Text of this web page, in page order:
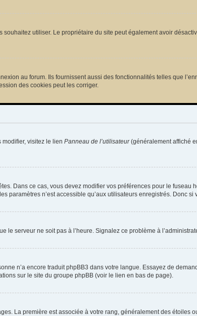
utiliser. Le propriétaire du site peut également avoir
au forum. Ils fournissent aussi des fonctionnalités telles que
des cookies peut les corriger.
visitez le lien Panneau de l’utilisateur(généralement affiché
Dans ce cas, vous devez modifier vos préférences pour le fuseau
n’est accessible qu’aux utilisateurs enregistrés. Donc si
le serveur ne soit pas à l’heure. Signalez ce problème à
n’a encore traduit phpBB3 dans votre langue. Essayez de
sur le site du groupe phpBB (voir le lien en bas de page).
La première est associée à votre rang, généralement des étoiles